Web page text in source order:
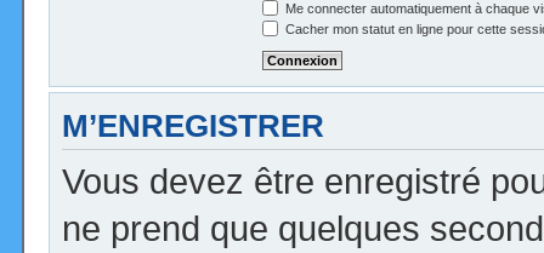
Me connecter automatiquement à chaque
Cacher mon statut en ligne pour cette
M’ENREGISTRER
Vous devez être enregistré
ne prend que quelques